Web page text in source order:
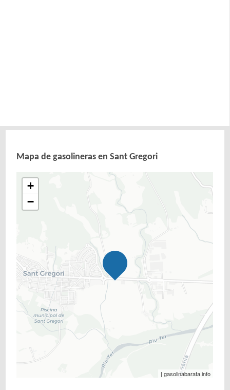
Mapa de gasolineras en Sant Gregori
+
−
| gasolinabarata.info